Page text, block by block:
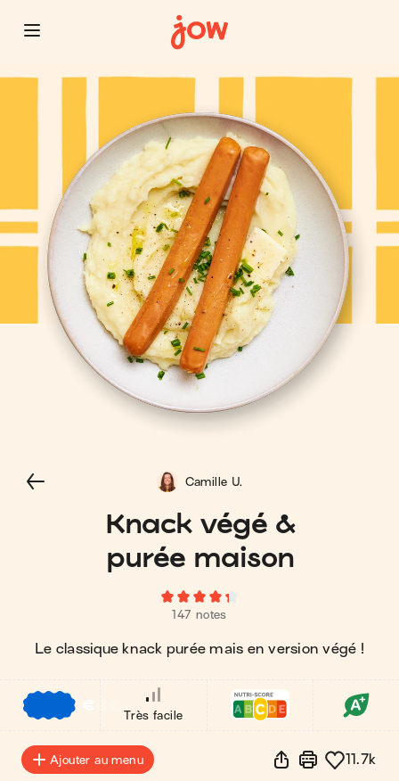
Knack végé &
purée maison
147 notes
Le classique knack purée mais en version végé !
Camille U.
€
Très facile
Ajouter au menu 11.7k